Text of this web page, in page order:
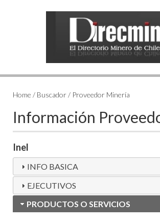
Home / Buscador / Proveedor Minería
Información
Inel
INFO BASICA
EJECUTIVOS
PRODUCTOS O SERVICIOS